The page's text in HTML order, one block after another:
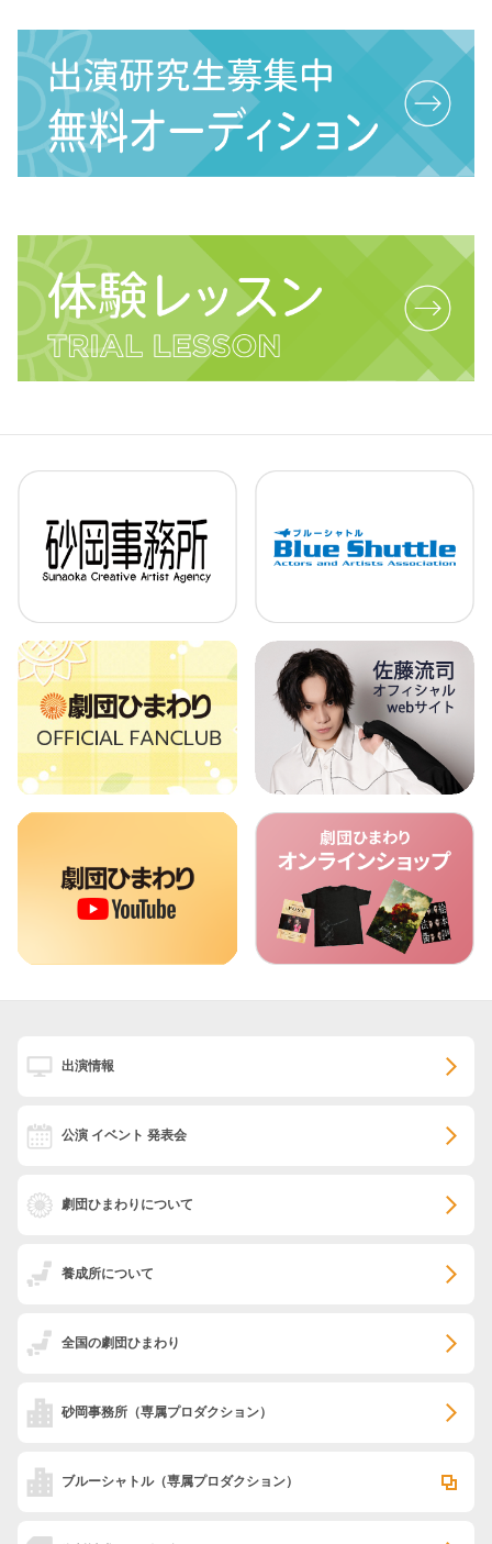
出演情報
公演 イベント 発表会
劇団ひまわりについて
養成所について
全国の劇団ひまわり
砂岡事務所 （専属プロダクション）
ブルーシャトル（専属プロダクション）